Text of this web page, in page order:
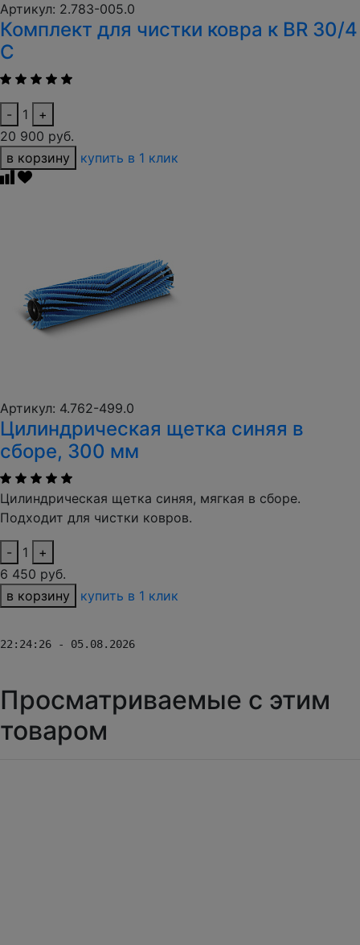
Артикул: 2.783-005.0
Комплект для чистки ковра к BR 30/4
C
- 1
+
20 900 руб.
в корзину
купить в 1 клик
Артикул: 4.762-499.0
Цилиндрическая щетка синяя в
сборе, 300 мм
Цилиндрическая щетка синяя, мягкая в сборе.
Подходит для чистки ковров.
- 1
+
6 450 руб.
в корзину
купить в 1 клик
22:24:26 - 05.08.2026
Просматриваемые с этим
товаром